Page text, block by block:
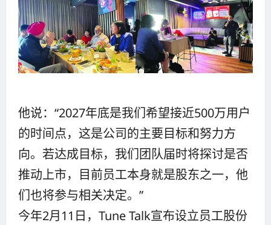
他说：“2027年底是我们希望接近500万用户
的时间点，这是公司的主要目标和努力方
向。若达成目标，我们团队届时将探讨是否
推动上市，目前员工本身就是股东之一，他
们也将参与相关决定。”
今年2月11日，Tune Talk宣布设立员工股份